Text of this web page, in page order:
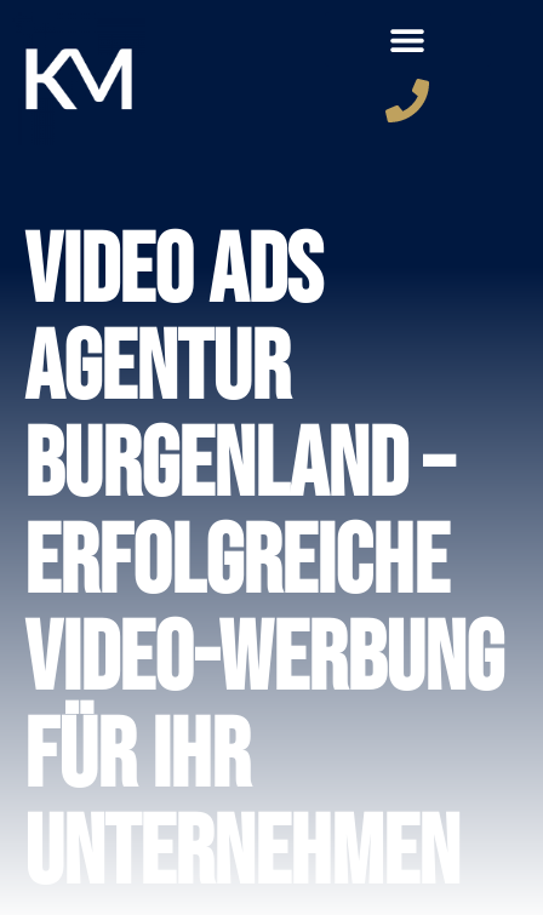
Video Ads
Agentur
Burgenland –
Erfolgreiche
Video-Werbung
für Ihr
Unternehmen